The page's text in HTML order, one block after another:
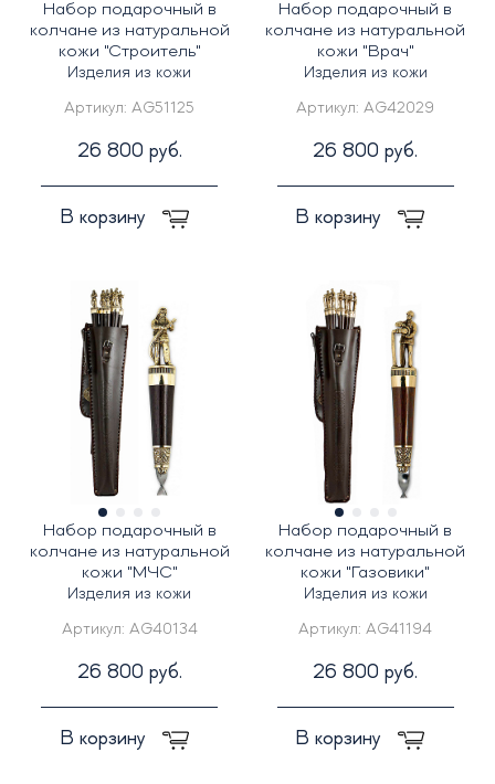
Набор подарочный в
колчане из натуральной
кожи "Строитель"
Изделия из кожи
Артикул:AG51125
26 800 руб.
В корзину
Набор подарочный в
колчане из натуральной
кожи "Врач"
Изделия из кожи
Артикул:AG42029
26 800 руб.
В корзину
Набор подарочный в
колчане из натуральной
кожи "МЧС"
Изделия из кожи
Артикул: AG40134
26 800 руб.
В корзину
Набор подарочный в
колчане из натуральной
кожи "Газовики"
Изделия из кожи
Артикул:AG41194
26 800 руб.
В корзину